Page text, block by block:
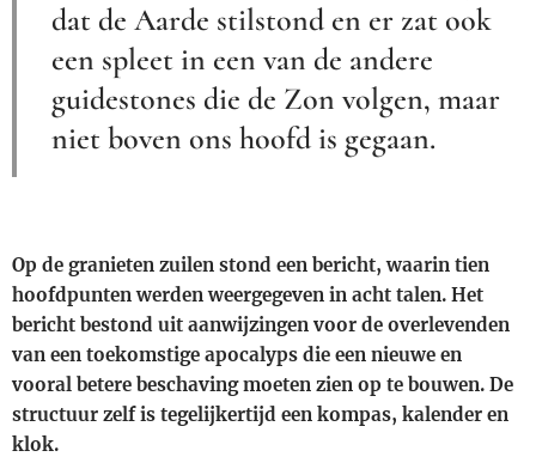
dat de Aarde stilstond en er zat ook
een spleet in een van de andere
guidestones die de Zon volgen, maar
niet boven ons hoofd is gegaan.
Op de granieten zuilen stond een bericht, waarin tien
hoofdpunten werden weergegeven in acht talen. Het
bericht bestond uit aanwijzingen voor de overlevenden
van een toekomstige apocalyps die een nieuwe en
vooral betere beschaving moeten zien op te bouwen. De
structuur zelf is tegelijkertijd een kompas, kalender en
klok.